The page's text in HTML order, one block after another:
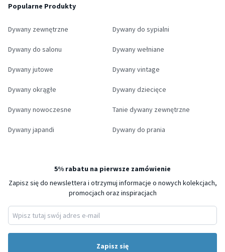
Popularne Produkty
Dywany zewnętrzne Dywany do sypialni
Dywany do salonu Dywany wełniane
Dywany jutowe Dywany vintage
Dywany okrągłe Dywany dziecięce
Dywany nowoczesne Tanie dywany zewnętrzne
Dywany japandi Dywany do prania
5% rabatu na pierwsze zamówienie
Zapisz się do newslettera i otrzymuj informacje o nowych kolekcjach,
promocjach oraz inspiracjach
Zapisz się